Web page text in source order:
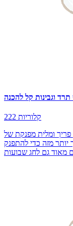
תרד וגבינות קל להכנה
222 קלוריות
פריך ומלית מפנקת של
יותר מזה כדי להתפנק
מאוד גם לחג שבועות